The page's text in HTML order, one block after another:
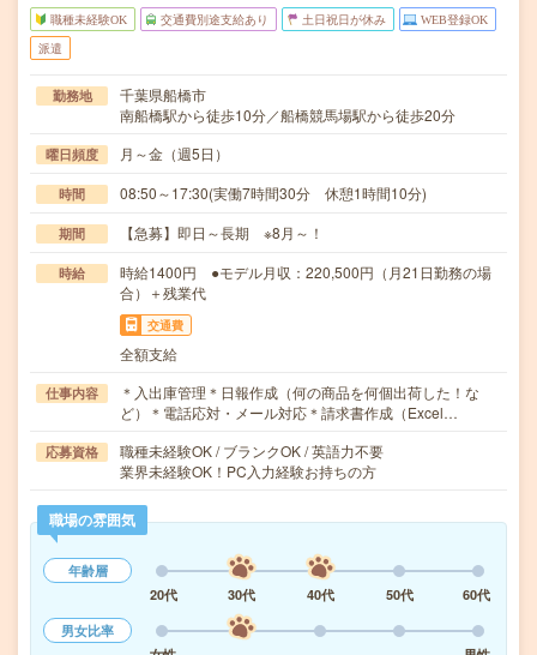
職種未経験OK 交通費別途支給あり 土日祝日が休み WEB登録OK
派遣
勤務地
千葉県船橋市
南船橋駅から徒歩10分／船橋競馬場駅から徒歩20分
曜日頻度 月～金（週5日）
時間 08:50～17:30(実働7時間30分 休憩1時間10分)
期間 【急募】即日～長期 ※8月～！
時給
時給1400円 ●モデル月収：220,500円（月21日勤務の場
合）＋残業代
交通費
全額支給
仕事内容
＊入出庫管理＊日報作成（何の商品を何個出荷した！な
ど）＊電話応対・メール対応＊請求書作成（Excel…
応募資格
職種未経験OK / ブランクOK / 英語力不要
業界未経験OK！PC入力経験お持ちの方
職場の雰囲気
年齢層
20代
30代 40代 50代
60代
男女比率